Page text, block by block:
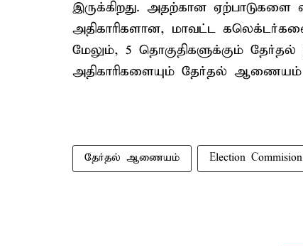
இருக்கிறது. அதற்கான ஏற்பாடுகளை
அதிகாரிகளான, மாவட்ட
மேலும், 5 தொகுதிகளுக்கும் தேர்தல்
அதிகாரிகளையும் தேர்தல் ஆணையம்
தேர்தல் ஆணையம் Election Commision